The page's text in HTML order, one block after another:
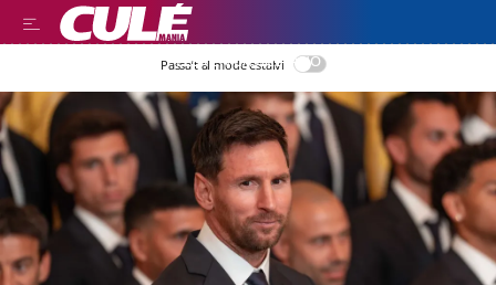
LEER EN CASTELLANO
Passa’t al mode estalvi